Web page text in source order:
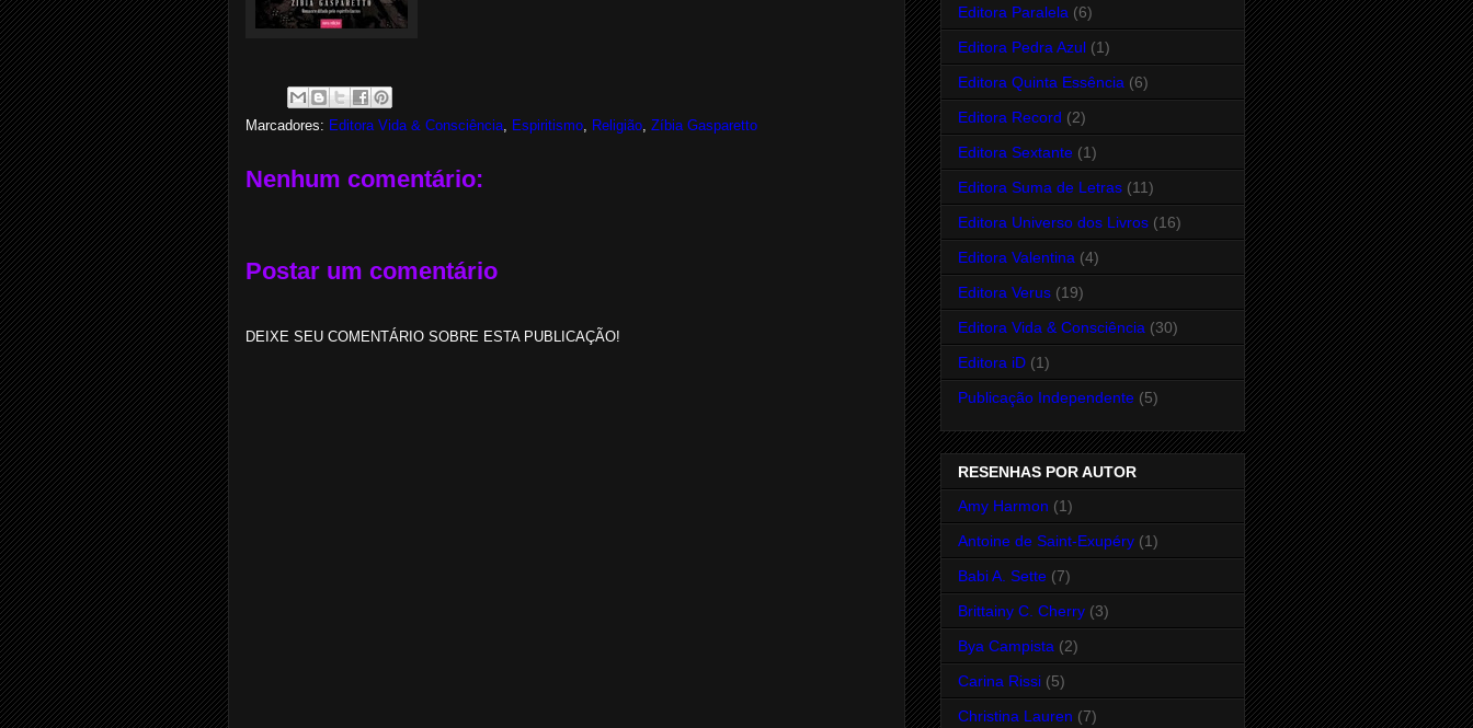
Marcadores: Editora Vida & Consciência, Espiritismo, Religião, Zíbia Gasparetto
Nenhum comentário:
Postar um comentário
DEIXE SEU COMENTÁRIO SOBRE ESTA PUBLICAÇÃO!
Editora Paralela (6)
Editora Pedra Azul (1)
Editora Quinta Essência (6)
Editora Record (2)
Editora Sextante (1)
Editora Suma de Letras (11)
Editora Universo dos Livros (16)
Editora Valentina (4)
Editora Verus (19)
Editora Vida & Consciência (30)
Editora iD (1)
Publicação Independente (5)
RESENHAS POR AUTOR
Amy Harmon (1)
Antoine de Saint-Exupéry (1)
Babi A. Sette (7)
Brittainy C. Cherry (3)
Bya Campista (2)
Carina Rissi (5)
Christina Lauren (7)